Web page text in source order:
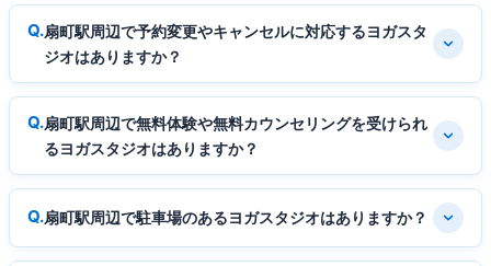
扇町駅周辺で予約変更やキャンセルに対応するヨガスタ
ジオはありますか？
扇町駅周辺で無料体験や無料カウンセリングを受けられ
るヨガスタジオはありますか？
扇町駅周辺で駐車場のあるヨガスタジオはありますか？